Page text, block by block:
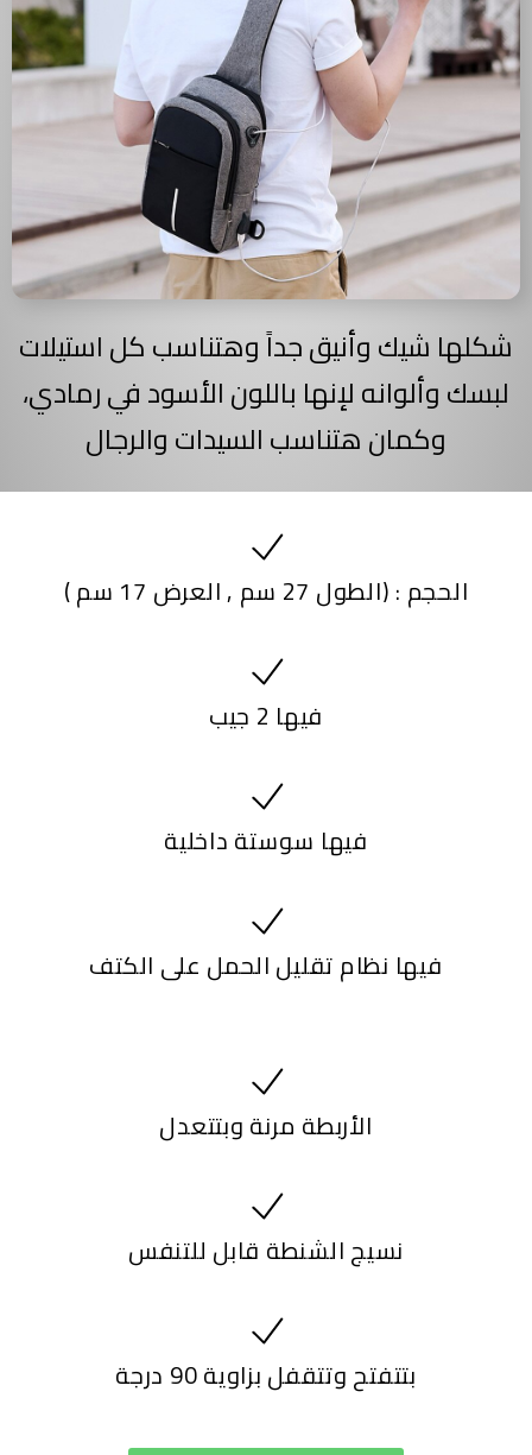
شكلها شيك وأنيق جداً وهتناسب كل استيلات
لبسك وألوانه لإنها باللون الأسود في رمادي،
وكمان هتناسب السيدات والرجال
الحجم : (الطول 27 سم , العرض 17 سم )
فيها 2 جيب
فيها سوستة داخلية
فيها نظام تقليل الحمل على الكتف
الأربطة مرنة وبتتعدل
نسيج الشنطة قابل للتنفس
بتتفتح وتتقفل بزاوية 90 درجة